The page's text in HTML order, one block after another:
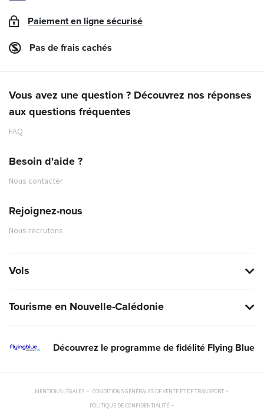
Paiement en ligne sécurisé
Pas de frais cachés
Vous avez une question ? Découvrez nos réponses
aux questions fréquentes
FAQ
Besoin d'aide ?
Nous contacter
Rejoignez-nous
Nous recrutons
Vols
Tourisme en Nouvelle-Calédonie
Découvrez le programme de fidélité Flying Blue
MENTIONS LÉGALES
CONDITIONS GÉNÉRALES DE VENTE ET DE TRANSPORT
POLITIQUE DE CONFIDENTIALITÉ